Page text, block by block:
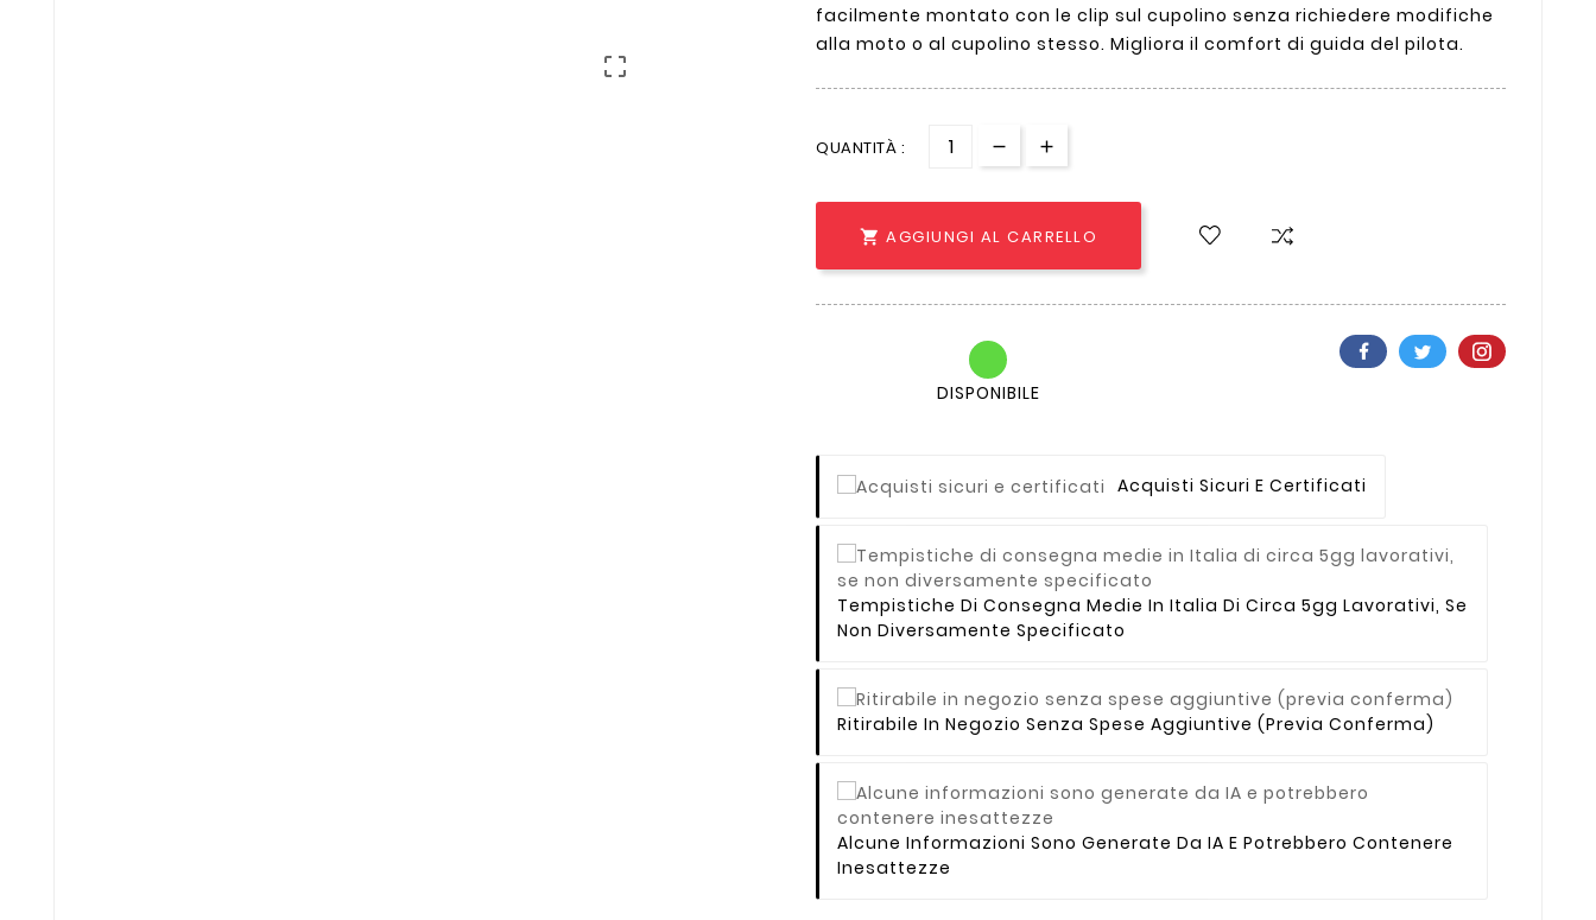

facilmente montato con le clip sul cupolino senza richiedere modifiche
alla moto o al cupolino stesso. Migliora il comfort di guida del pilota.
QUANTITÀ :
 AGGIUNGI AL CARRELLO
DISPONIBILE
Acquisti Sicuri E Certificati
Tempistiche Di Consegna Medie In Italia Di Circa 5gg Lavorativi, Se
Non Diversamente Specificato
Ritirabile In Negozio Senza Spese Aggiuntive (previa Conferma)
Alcune Informazioni Sono Generate Da IA E Potrebbero Contenere
Inesattezze